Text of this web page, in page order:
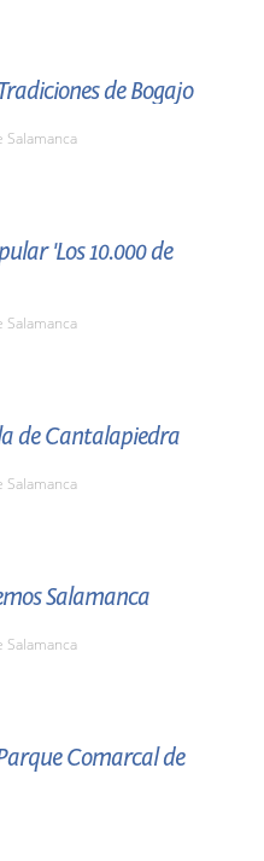
de Bogajo
Salamanca
'Los 10.000 de
Salamanca
de Cantalapiedra
Salamanca
Salamanca
Salamanca
Comarcal de